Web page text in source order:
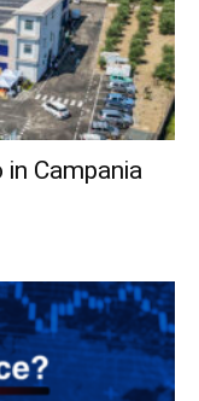
Campania